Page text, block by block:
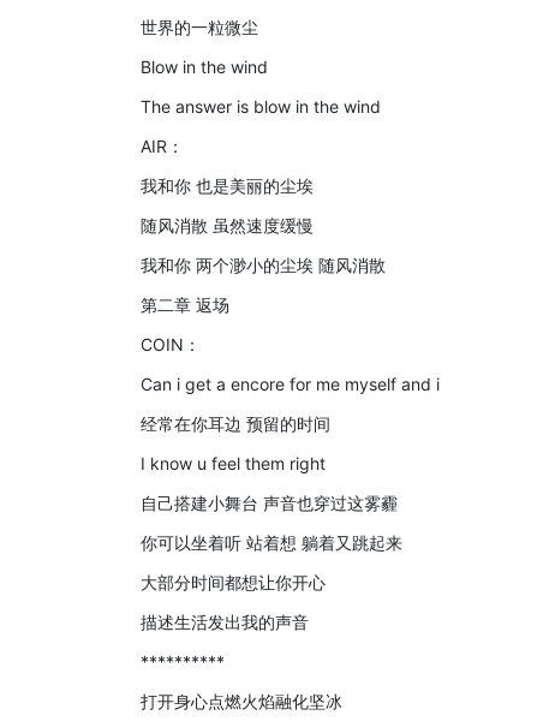
世界的一粒微尘
Blow in the wind
The answer is blow in the wind
AIR：
我和你 也是美丽的尘埃
随风消散 虽然速度缓慢
我和你 两个渺小的尘埃 随风消散
第二章 返场
COIN：
Can i get a encore for me myself and i
经常在你耳边 预留的时间
I know u feel them right
自己搭建小舞台 声音也穿过这雾霾
你可以坐着听 站着想 躺着又跳起来
大部分时间都想让你开心
描述生活发出我的声音
**********
打开身心点燃火焰融化坚冰